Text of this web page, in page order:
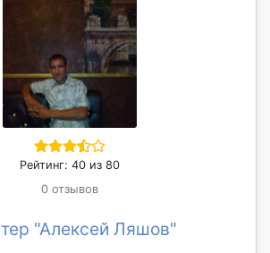
Рейтинг: 40 из 80
0 отзывов
"Алексей Ляшов"